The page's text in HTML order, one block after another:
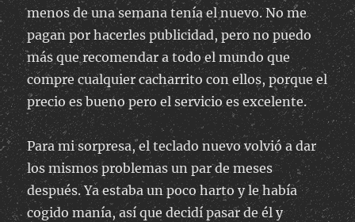
menos de una semana tenía el nuevo. No me
pagan por hacerles publicidad, pero no puedo
más que recomendar a todo el mundo que
compre cualquier cacharrito con ellos, porque el
precio es bueno pero el servicio es excelente.
Para mi sorpresa, el teclado nuevo volvió a dar
los mismos problemas un par de meses
después. Ya estaba un poco harto y le había
cogido manía, así que decidí pasar de él y